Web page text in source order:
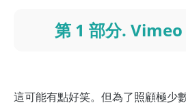
第 1 部分. Vimeo
這可能有點好笑。但為了照顧極少